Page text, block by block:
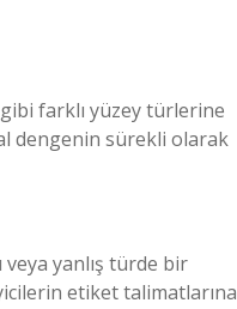
farklı yüzey türlerine
dengenin sürekli olarak
veya yanlış türde bir
etiket talimatlarına